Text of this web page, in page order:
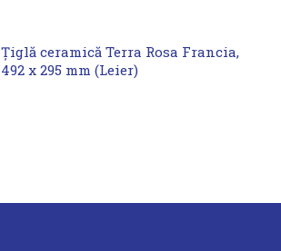
Țiglă ceramică Terra Rosa Francia,
492 x 295 mm (Leier)